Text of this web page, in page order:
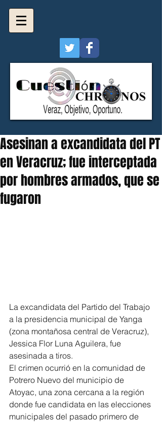
Asesinan a excandidata del PT
en Veracruz; fue interceptada
por hombres armados, que se
fugaron
La excandidata del Partido del Trabajo
a la presidencia municipal de Yanga
(zona montañosa central de Veracruz),
Jessica Flor Luna Aguilera, fue
asesinada a tiros.
El crimen ocurrió en la comunidad de
Potrero Nuevo del municipio de
Atoyac, una zona cercana a la región
donde fue candidata en las elecciones
municipales del pasado primero de